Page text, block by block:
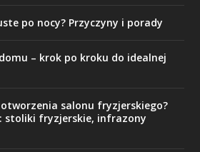
po nocy? Przyczyny i porady
– krok po kroku do idealnej
salonu fryzjerskiego?
stoliki fryzjerskie, infrazony